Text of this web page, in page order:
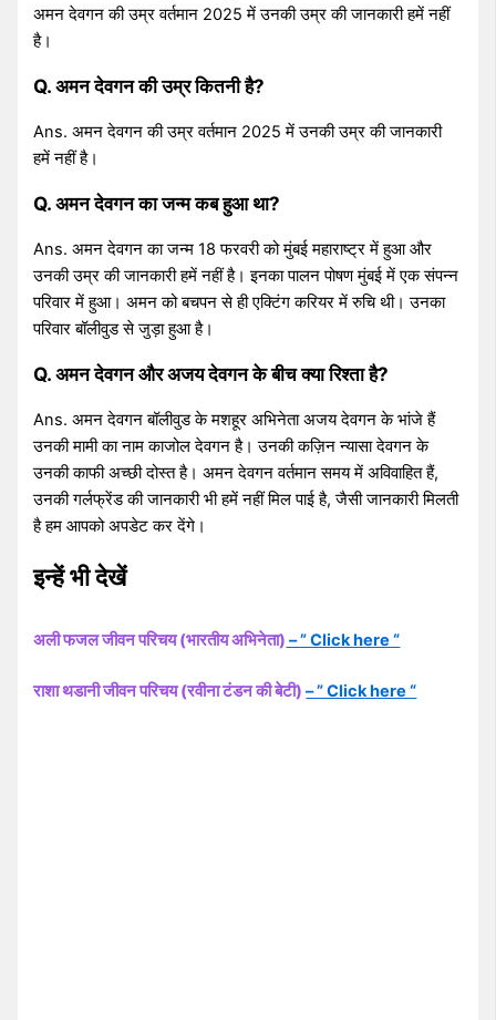
अमन देवगन की उम्र वर्तमान 2025 में उनकी उम्र की जानकारी हमें नहीं
है।
Q. अमन देवगन की उम्र कितनी है?
Ans. अमन देवगन की उम्र वर्तमान 2025 में उनकी उम्र की जानकारी
हमें नहीं है।
Q. अमन देवगन का जन्म कब हुआ था?
Ans. अमन देवगन का जन्म 18 फरवरी को मुंबई महाराष्ट्र में हुआ और
उनकी उम्र की जानकारी हमें नहीं है। इनका पालन पोषण मुंबई में एक संपन्न
परिवार में हुआ। अमन को बचपन से ही एक्टिंग करियर में रुचि थी। उनका
परिवार बॉलीवुड से जुड़ा हुआ है।
Q. अमन देवगन और अजय देवगन के बीच क्या रिश्ता है?
Ans. अमन देवगन बॉलीवुड के मशहूर अभिनेता अजय देवगन के भांजे हैं
उनकी मामी का नाम काजोल देवगन है। उनकी कज़िन न्यासा देवगन के
उनकी काफी अच्छी दोस्त है। अमन देवगन वर्तमान समय में अविवाहित हैं,
उनकी गर्लफ्रेंड की जानकारी भी हमें नहीं मिल पाई है, जैसी जानकारी मिलती
है हम आपको अपडेट कर देंगे।
इन्हें भी देखें
अली फजल जीवन परिचय (भारतीय अभिनेता) – ” Click here “
राशा थडानी जीवन परिचय (रवीना टंडन की बेटी)– ” Click here “